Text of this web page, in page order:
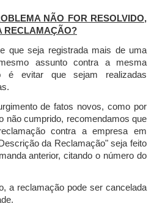
NÃO FOR RESOLVIDO,
RECLAMAÇÃO?
que seja registrada mais de uma
assunto contra a mesma
é evitar que sejam realizadas
de fatos novos, como por
não cumprido, recomendamos que
contra a empresa em
da Reclamação" seja feito
anterior, citando o número do
a reclamação pode ser cancelada